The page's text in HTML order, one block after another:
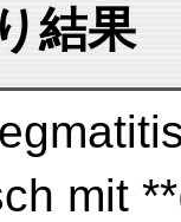
結果
mit